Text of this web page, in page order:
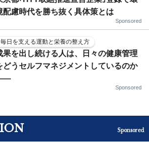
配慮時代を勝ち抜く具体策とは
Sponsored
毎日を支える運動と栄養の整え方
果を出し続ける人は、日々の健康管理
どうセルフマネジメントしているのか
Sponsored
Sponsored